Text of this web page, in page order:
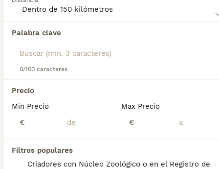
Palabra clave
0/100 caracteres
Precio
Min Precio
€
Max Precio
€
Filtros populares
Criadores con Núcleo Zoológico o en el Registro de
1 años 1
,Pontevedra (81km)
Preguntas frecuentes
¿Cuánto cuesta un cachorro
de Akita Americano?